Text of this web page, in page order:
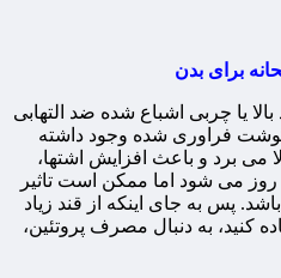
برای بدن
یا چربی اشباع شده ضد التهابی
فراوری شده وجود داشته
می برد و باعث افزایش اشتها،
می شود اما ممکن است تاثیر
پس به جای اینکه از قند زیاد
کنید، به دنبال مصرف پروتئین،